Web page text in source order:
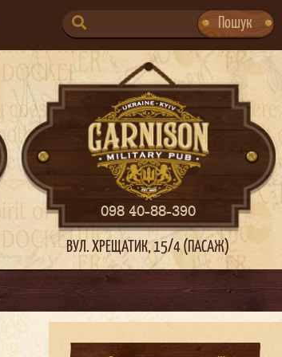
SEARCH
FOR:
Пошук
098 40-88-390
ВУЛ. ХРЕЩАТИК, 15/4 (ПАСАЖ)